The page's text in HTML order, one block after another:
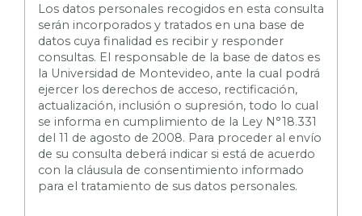
Los datos personales recogidos en esta consulta
serán incorporados y tratados en una base de
datos cuya finalidad es recibir y responder
consultas. El responsable de la base de datos es
la Universidad de Montevideo, ante la cual podrá
ejercer los derechos de acceso, rectificación,
actualización, inclusión o supresión, todo lo cual
se informa en cumplimiento de la Ley N°18.331
del 11 de agosto de 2008. Para proceder al envío
de su consulta deberá indicar si está de acuerdo
con la cláusula de consentimiento informado
para el tratamiento de sus datos personales.